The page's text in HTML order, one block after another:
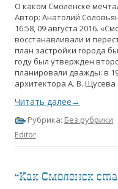
О каком Смоленске
Автор: Анатолий
16:58, 09 августа 2016.
восстанавливали и
план застройки города
году был утвержден
планировали дважды: в
архитектора А. В.
Читать далее→
Рубрика: Без рубрики
Editor.
“Как Смоленск